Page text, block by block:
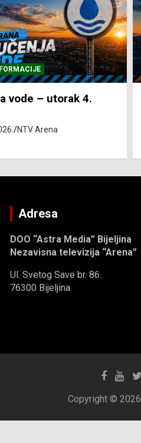
el. energije – utorak
NTV Arena
Adresa
DOO “Astra Media” Bijeljina
Nezavisna televizija “Arena”
Ul. Svetog Save br. 86.
76300 Bijeljina
Copyright © 2026